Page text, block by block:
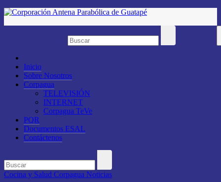
Saltar
Inicio
Sobre Nosotros
Corpagua
TELEVISIÓN
INTERNET
Corpagua TeVe
PQR
Documentos ESAL
Contáctenos
Cocina y Salud Corpagua Noticias